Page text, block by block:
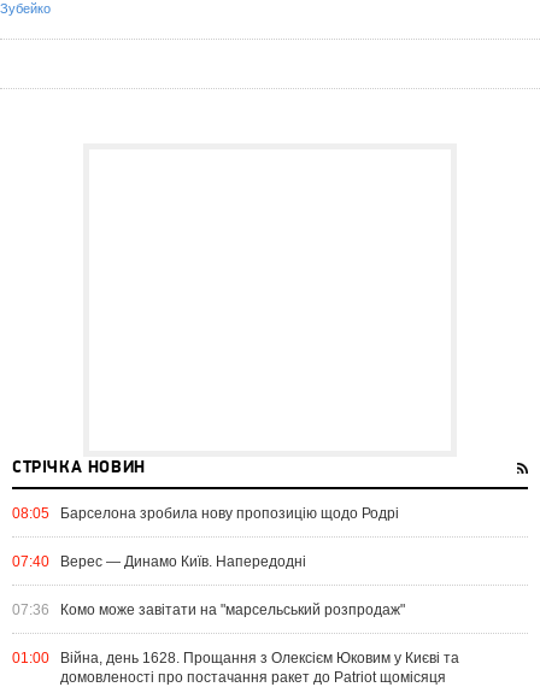
Зубейко
СТРІЧКА НОВИН
08:05 Барселона зробила нову пропозицію щодо Родрі
07:40 Верес — Динамо Київ. Напередодні
07:36 Комо може завітати на "марсельський розпродаж"
01:00
Війна, день 1628. Прощання з Олексієм Юковим у Києві та
домовленості про постачання ракет до Patriot щомісяця